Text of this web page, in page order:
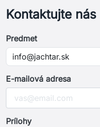
Kontaktujte nás
Predmet
E-mailová adresa
Prílohy